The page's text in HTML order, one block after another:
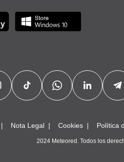
Nota Legal Cookies Política
2024 Meteored. Todos los